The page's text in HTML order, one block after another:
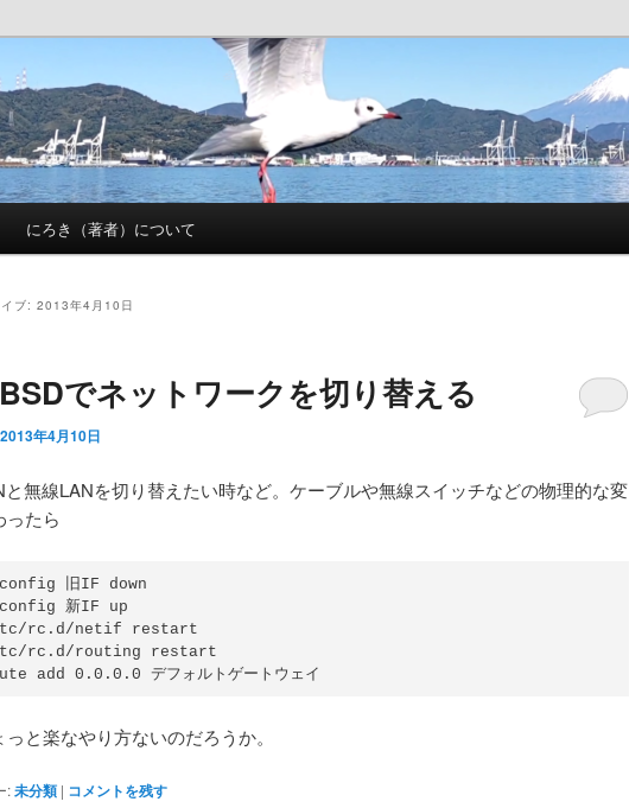
のメモ帳
にろき（著者）について
ブ: 2013年4月10日
でネットワークを切り替える
2013年4月10日
と無線LANを切り替えたい時など。ケーブルや無線スイッチなどの物理的な変
ったら
旧IF down
新IF up
rc.d/netif restart
rc.d/routing restart
っと楽なやり方ないのだろうか。
:未分類 | コメントを残す